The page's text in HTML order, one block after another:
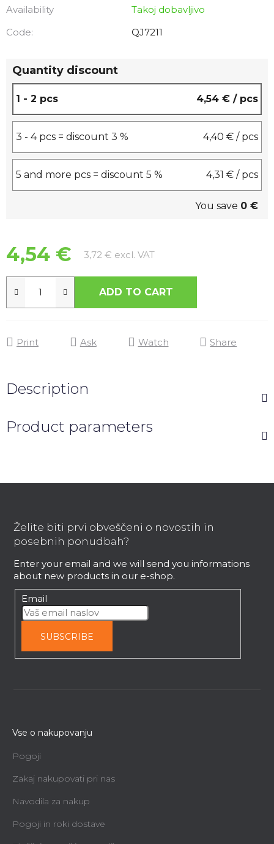
Availability
Takoj dobavljivo
Code:
QJ7211
Quantity discount
1 - 2 pcs 4,54 € / pcs
3 - 4 pcs = discount 3 % 4,40 € / pcs
5 and more pcs = discount 5 % 4,31 € / pcs
You save 0 €
4,54 € 3,72 € excl. VATMeasure price:
ADD TO CART
Print Ask Watch Share
Description
Product parameters
Želite biti prvi obveščeni o novostih in
posebnih ponudbah?
Enter your email and we will send you informations
about new products in our e-shop.
Email
SUBSCRIBE
Vse o nakupovanju
Pogoji
Zakaj nakupovati pri nas
Navodila za nakup
Pogoji in roki dostave